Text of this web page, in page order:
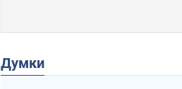
Думки